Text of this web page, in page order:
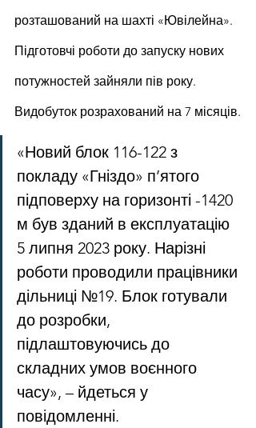
розташований на шахті «Ювілейна».
Підготовчі роботи до запуску нових
потужностей зайняли пів року.
Видобуток розрахований на 7 місяців.
«Новий блок 116-122 з
покладу «Гніздо» п’ятого
підповерху на горизонті -1420
м був зданий в експлуатацію
5 липня 2023 року. Нарізні
роботи проводили працівники
дільниці №19. Блок готували
до розробки,
підлаштовуючись до
складних умов воєнного
часу», – йдеться у
повідомленні.